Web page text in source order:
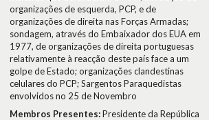
organizações de esquerda, PCP, e de
organizações de direita nas Forças Armadas;
sondagem, através do Embaixador dos EUA em
1977, de organizações de direita portuguesas
relativamente à reacção deste país face a um
golpe de Estado; organizações clandestinas
celulares do PCP; Sargentos Paraquedistas
envolvidos no 25 de Novembro
Membros Presentes:Presidente da República